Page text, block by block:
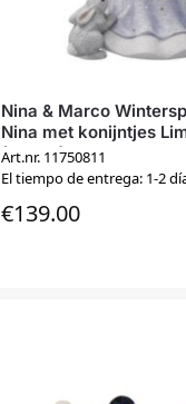
Nina & Marco
Nina met konijntjes
( groot )
Art.nr. 11750811
El tiempo de entrega: 1-2
€139.00